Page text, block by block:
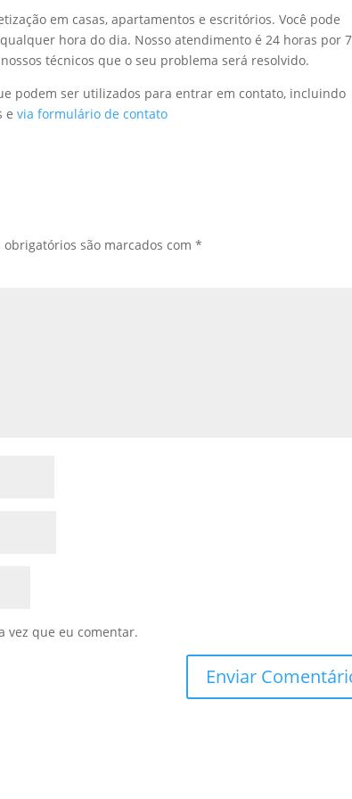
em casas, apartamentos e escritórios. Você pode
hora do dia. Nosso atendimento é 24 horas por 7
técnicos que o seu problema será resolvido.
podem ser utilizados para entrar em contato, incluindo
evia formulário de contato
obrigatórios são marcados com*
vez que eu comentar.